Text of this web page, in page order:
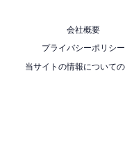
会社概要
プライバシーポリシー
当サイトの情報について